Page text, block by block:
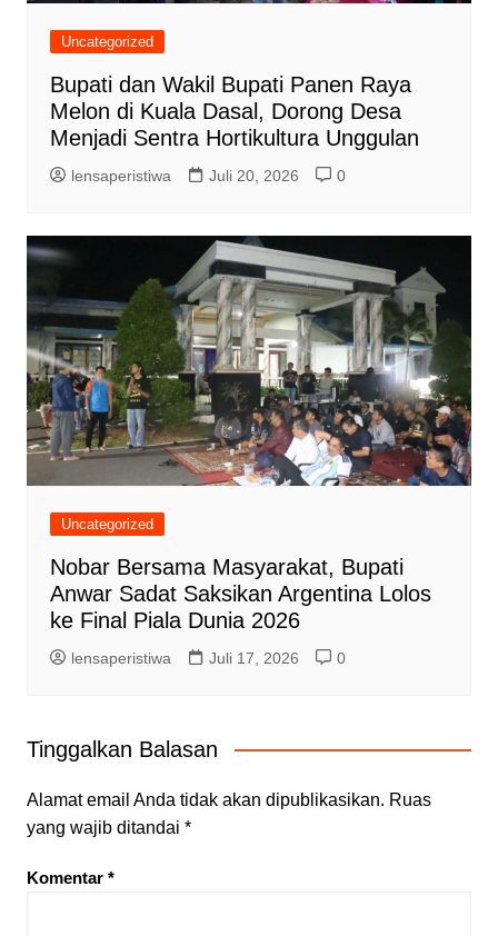
Uncategorized
Bupati dan Wakil Bupati Panen Raya
Melon di Kuala Dasal, Dorong Desa
Menjadi Sentra Hortikultura Unggulan
lensaperistiwa Juli 20, 2026 0
Uncategorized
Nobar Bersama Masyarakat, Bupati
Anwar Sadat Saksikan Argentina Lolos
ke Final Piala Dunia 2026
lensaperistiwa Juli 17, 2026 0
Tinggalkan Balasan
Alamat email Anda tidak akan dipublikasikan. Ruas
yang wajib ditandai *
Komentar *